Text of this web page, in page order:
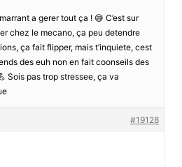
a gerer tout ça ! 😅 C’est sur
chez le mecano, ça peu detendre
ça fait flipper, mais t’inquiete, cest
des euh non en fait coonseils des
Sois pas trop stressee, ça va
#19128